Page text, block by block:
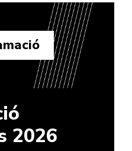
2026